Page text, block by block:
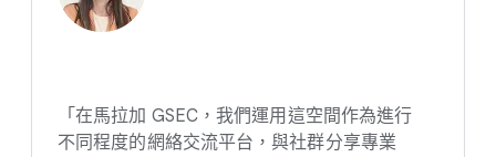
「在​馬拉加 GSEC，​我們​運用​這​空​間​作為​進行​
不同​程度​的​網絡​交流​平台，​與​社群​分享​專業​